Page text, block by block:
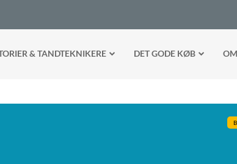
& TANDTEKNIKERE DET GODE KØB